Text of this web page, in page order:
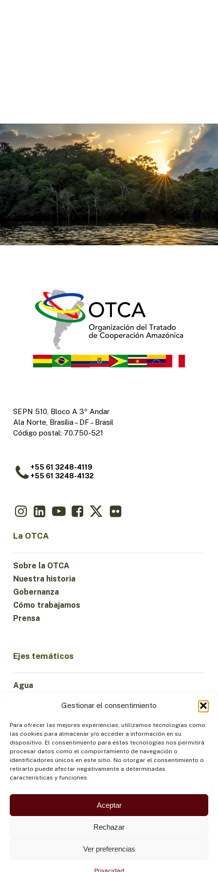
Gestionar el consentimiento
Para ofrecer las mejores experiencias, utilizamos tecnologías como
las cookies para almacenar y/o acceder a información en su
dispositivo. El consentimiento para estas tecnologías nos permitirá
procesar datos como el comportamiento de navegación o
identificadores únicos en este sitio. No otorgar el consentimiento o
retirarlo puede afectar negativamente a determinadas
características y funciones.
Aceptar
Rechazar
Ver preferencias
Privacidad
SEPN 510, Bloco A 3º Andar
Ala Norte, Brasília – DF – Brasil
Código postal: 70.750-521
+55 61 3248-4119
+55 61 3248-4132
La OTCA
Sobre la OTCA
Nuestra historia
Gobernanza
Cómo trabajamos
Prensa
Ejes temáticos
Agua
Economía Sostenible
Bosques y Biodiversidad
Institucionalidad
Participación
Pueblos Indígenas